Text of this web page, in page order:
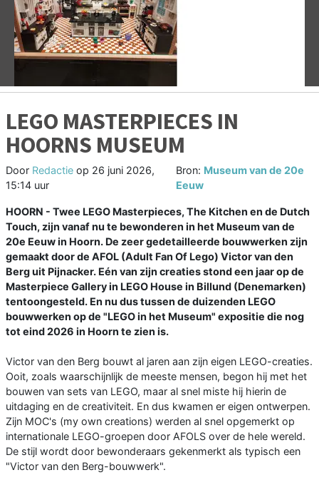
Vorige
LEGO MASTERPIECES IN
HOORNS MUSEUM
Door Redactie op 26 juni 2026,
15:14 uur
Bron: Museum van de 20e
Eeuw
HOORN - Twee LEGO Masterpieces, The Kitchen en de Dutch
Touch, zijn vanaf nu te bewonderen in het Museum van de
20e Eeuw in Hoorn. De zeer gedetailleerde bouwwerken zijn
gemaakt door de AFOL (Adult Fan Of Lego) Victor van den
Berg uit Pijnacker. Eén van zijn creaties stond een jaar op de
Masterpiece Gallery in LEGO House in Billund (Denemarken)
tentoongesteld. En nu dus tussen de duizenden LEGO
bouwwerken op de "LEGO in het Museum" expositie die nog
tot eind 2026 in Hoorn te zien is.
Victor van den Berg bouwt al jaren aan zijn eigen LEGO-creaties.
Ooit, zoals waarschijnlijk de meeste mensen, begon hij met het
bouwen van sets van LEGO, maar al snel miste hij hierin de
uitdaging en de creativiteit. En dus kwamen er eigen ontwerpen.
Zijn MOC's (my own creations) werden al snel opgemerkt op
internationale LEGO-groepen door AFOLS over de hele wereld.
De stijl wordt door bewonderaars gekenmerkt als typisch een
"Victor van den Berg-bouwwerk".